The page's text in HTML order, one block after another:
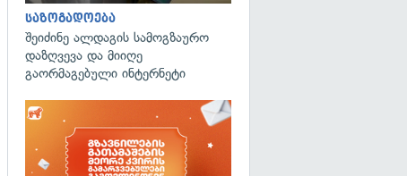
საზოგადოება
შეიძინე ალდაგის სამოგზაურო
დაზღვევა და მიიღე
გაორმაგებული ინტერნეტი